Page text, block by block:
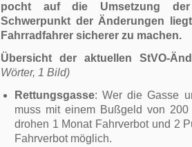
pocht auf die Umsetzung
Schwerpunkt der Änderungen
Fahrradfahrer sicherer zu machen.
Übersicht der aktuellen StVO-
Wörter, 1 Bild)
Rettungsgasse: Wer die Gasse
muss mit einem Bußgeld von
drohen 1 Monat Fahrverbot und 2
Fahrverbot möglich.